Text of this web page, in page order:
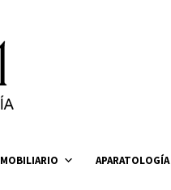
MOBILIARIO APARATOLOGÍA